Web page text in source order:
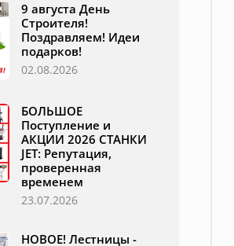
9 августа День
Строителя!
Поздравляем! Идеи
подарков!
02.08.2026
БОЛЬШОЕ
Поступление и
АКЦИИ 2026 СТАНКИ
JET: Репутация,
проверенная
временем
23.07.2026
НОВОЕ! Лестницы -